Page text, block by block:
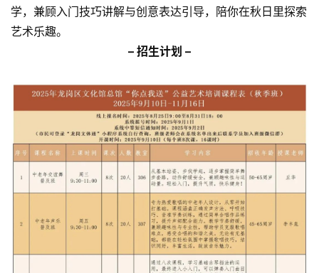
学，兼顾入门技巧讲解与创意表达引导，陪你在秋日里探索
艺术乐趣。
– 招生计划 –